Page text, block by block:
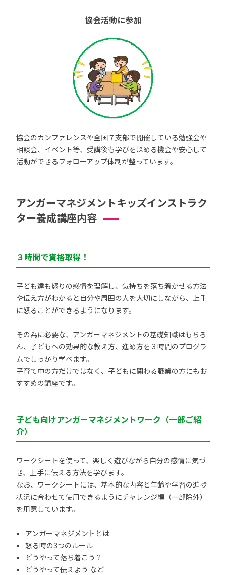
協会活動に参加
協会のカンファレンスや全国７支部で開催している勉強会や
相談会、イベント等、受講後も学びを深める機会や安心して
活動ができるフォローアップ体制が整っています。
アンガーマネジメントキッズインストラク
ター養成講座内容
３時間で資格取得！
子ども達も怒りの感情を理解し、気持ちを落ち着かせる方法
や伝え方がわかると自分や周囲の人を大切にしながら、上手
に怒ることができるようになります。
その為に必要な、アンガーマネジメントの基礎知識はもちろ
ん、子どもへの効果的な教え方、進め方を 3 時間のプログラ
ムでしっかり学べます。
子育て中の方だけではなく、子どもに関わる職業の方にもお
すすめの講座です。
子ども向けアンガーマネジメントワーク（一部ご紹
介）
ワークシートを使って、楽しく遊びながら自分の感情に気づ
き、上手に伝える方法を学びます。
なお、ワークシートには、基本的な内容と年齢や学習の進捗
状況に合わせて使用できるようにチャレンジ編（一部除外）
を用意しています。
アンガーマネジメントとは
怒る時の3つのルール
どうやって落ち着こう？
どうやって伝えよう など